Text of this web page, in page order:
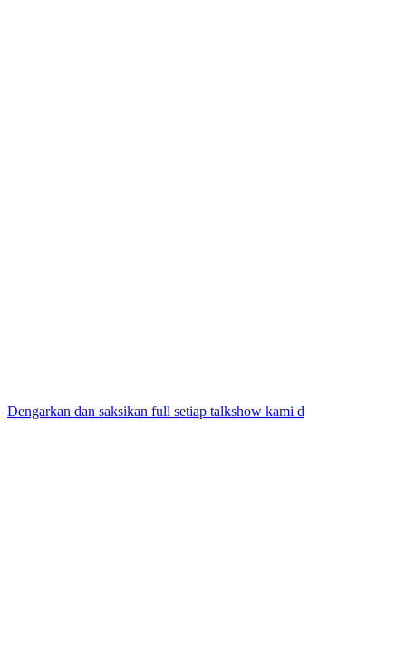
Dengarkan dan saksikan full setiap talkshow kami d